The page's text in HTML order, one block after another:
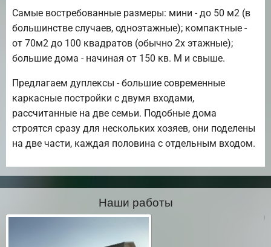
Самые востребованные размеры: мини - до 50 м2 (в
большинстве случаев, одноэтажные); компактные -
от 70м2 до 100 квадратов (обычно 2х этажные);
большие дома - начиная от 150 кв. М и свыше.
Предлагаем дуплексы - большие современные
каркасные постройки с двумя входами,
рассчитанные на две семьи. Подобные дома
строятся сразу для нескольких хозяев, они поделены
на две части, каждая половина с отдельным входом.
Наши работы